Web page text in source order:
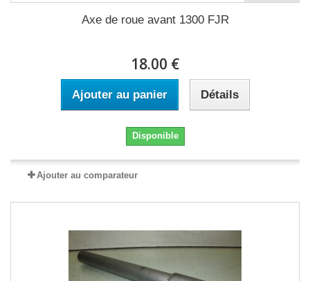
Axe de roue avant 1300 FJR
18.00 €
Ajouter au panier Détails
Disponible
Ajouter au comparateur